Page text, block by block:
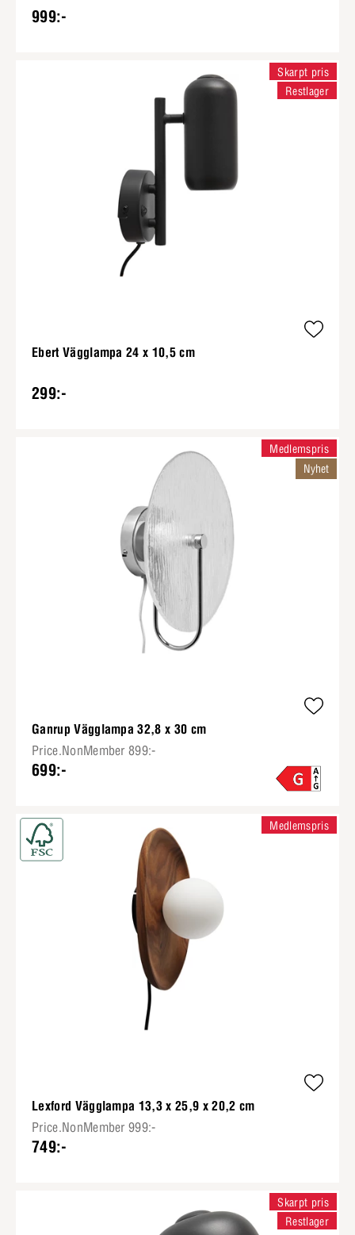
999:-
Ebert Vägglampa 24 x 10,5 cm
299:-
Skarpt pris
Restlager
Ganrup Vägglampa 32,8 x 30 cm
Price.NonMember 899:-
699:-
Medlemspris
Nyhet
Lexford Vägglampa 13,3 x 25,9 x 20,2 cm
Price.NonMember 999:-
749:-
Medlemspris
Skarpt pris
Restlager